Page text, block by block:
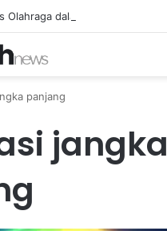
panjang
jangka